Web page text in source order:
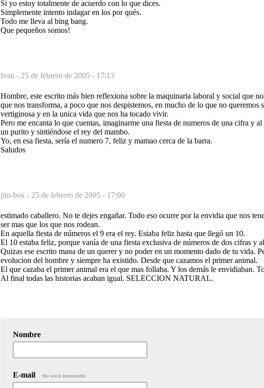
Si yo estoy totalmente de acuerdo con lo que dices.
Simplemente intento indagar en los por qués.
Todo me lleva al bing bang.
Que pequeños somos!
Ivan - 25 de febrero de 2005 - 17:13
Hombre, este escrito más bien reflexiona sobre la maquinaria laboral y social que
que nos transforma, a poco que nos despistemos, en mucho de lo que no queremos
vertiginosa y en la unica vida que nos ha tocado vivir.
Pero me encanta lo que cuentas, imaginarme una fiesta de numeros de una cifra y
un purito y sintiéndose el rey del mambo.
Yo, en esa fiesta, sería el numero 7, feliz y mamao cerca de la barra.
Saludos
jim-box - 25 de febrero de 2005 - 17:00
estimado caballero. No te dejes engañar. Todo eso ocurre por la envidia que nos
ser mas que los que nos rodean.
En aquella fiesta de números el 9 era el rey. Estaba feliz hasta que llegó un 10.
El 10 estaba feliz, porque vanía de una fiesta exclusiva de números de dos cifras y
Quizas ese escrito mana de un querer y no poder en un momento dado de tu vida.
evolucion del hombre y siempre ha existido. Desde que cazamos el primer animal.
El que cazaba el primer animal era el que mas follaba. Y los demás le envidiaban.
Al final todas las historias acaban igual. SELECCION NATURAL.
Nombre
E-mail No será mostrado.